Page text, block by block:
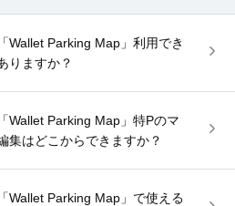
Wallet Parking Map」利用でき
りますか？
Wallet Parking Map」特Pのマ
集はどこからできますか？
Wallet Parking Map」で使える